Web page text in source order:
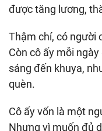
được tăng lương,
Thậm chí, có người
Còn cô ấy mỗi
sáng đến khuya,
quèn.
Cô ấy vốn là một
Nhưng vì muốn đủ